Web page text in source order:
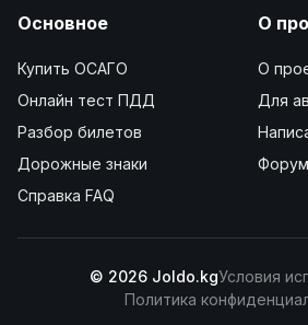
Основное
Купить ОСАГО
Онлайн тест ПДД
Разбор билетов
Дорожные знаки
Справка FAQ
О
О
Для
Форум
© 2026 Joldo.kgУсловия
Политика